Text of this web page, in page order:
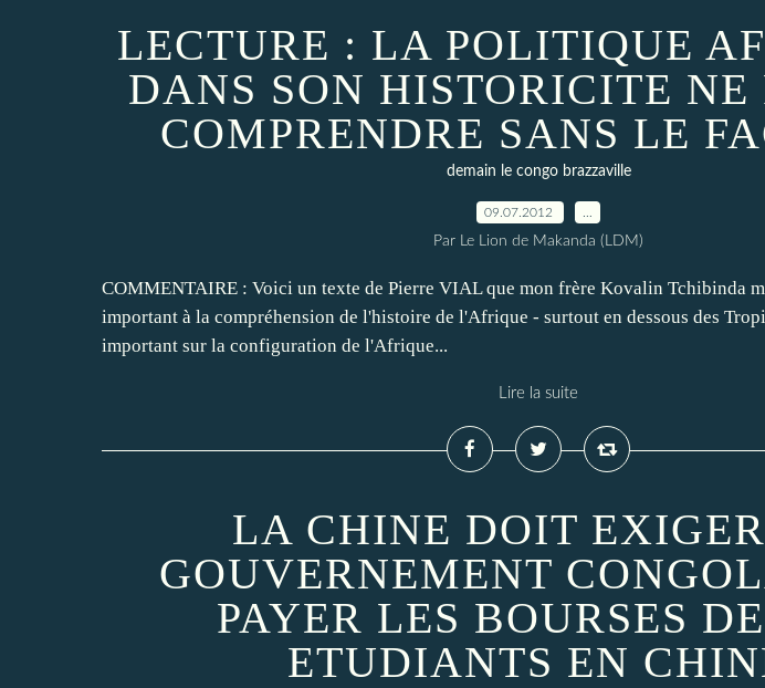
LECTURE : LA POLITIQUE
DANS SON HISTORICITE NE
COMPRENDRE SANS LE
demain le congo brazzaville
09.07.2012
Par Le Lion de Makanda (LDM)
COMMENTAIRE : Voici un texte de Pierre VIAL que mon frère Kovalin Tchibinda
important à la compréhension de l'histoire de l'Afrique - surtout en dessous des
important sur la configuration de l'Afrique...
Lire la suite
LA CHINE DOIT
GOUVERNEMENT
PAYER LES BOURSES
ETUDIANTS EN